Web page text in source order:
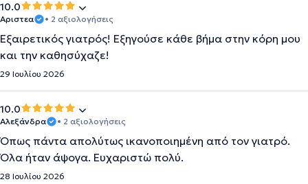
10.0
Αριστεα • 2 αξιολογήσεις
Eξαιρετικός γιατρός! Εξηγούσε κάθε βήμα στην κόρη μου
και την καθησύχαζε!
29 Ιουλίου 2026
10.0
Αλεξάνδρα • 2 αξιολογήσεις
Όπως πάντα απολύτως ικανοποιημένη από τον γιατρό.
Όλα ήταν άψογα. Ευχαριστώ πολύ.
28 Ιουλίου 2026